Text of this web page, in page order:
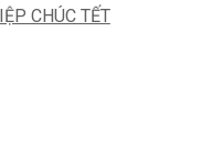
CHÚC TẾT